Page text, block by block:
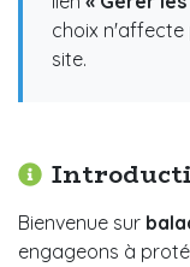
choix n'affecte
site.
Bienvenue sur
engageons à